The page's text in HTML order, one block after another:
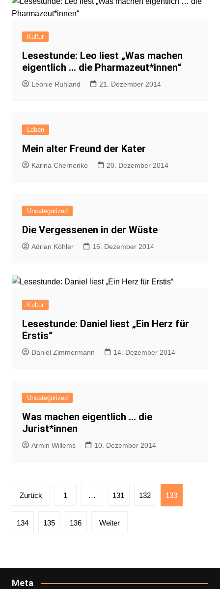
Kultur
Lesestunde: Leo liest „Was machen
eigentlich … die Pharmazeut*innen“
Leonie Ruhland 21. Dezember 2014
Leben
Mein alter Freund der Kater
Karina Chernenko 20. Dezember 2014
Uncategorized
Die Vergessenen in der Wüste
Adrian Köhler 16. Dezember 2014
Kultur
Lesestunde: Daniel liest „Ein Herz für
Erstis“
Daniel Zimmermann 14. Dezember 2014
Uncategorized
Was machen eigentlich … die
Jurist*innen
Armin Willems 10. Dezember 2014
Seitennummerierung
Beiträge
Zurück 1 … 131 132 133
134 135 136 Weiter
Meta